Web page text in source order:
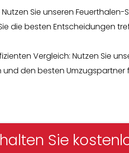
Sie unseren
die besten Entscheidungen
Vergleich: Nutzen Sie
den besten
Sie